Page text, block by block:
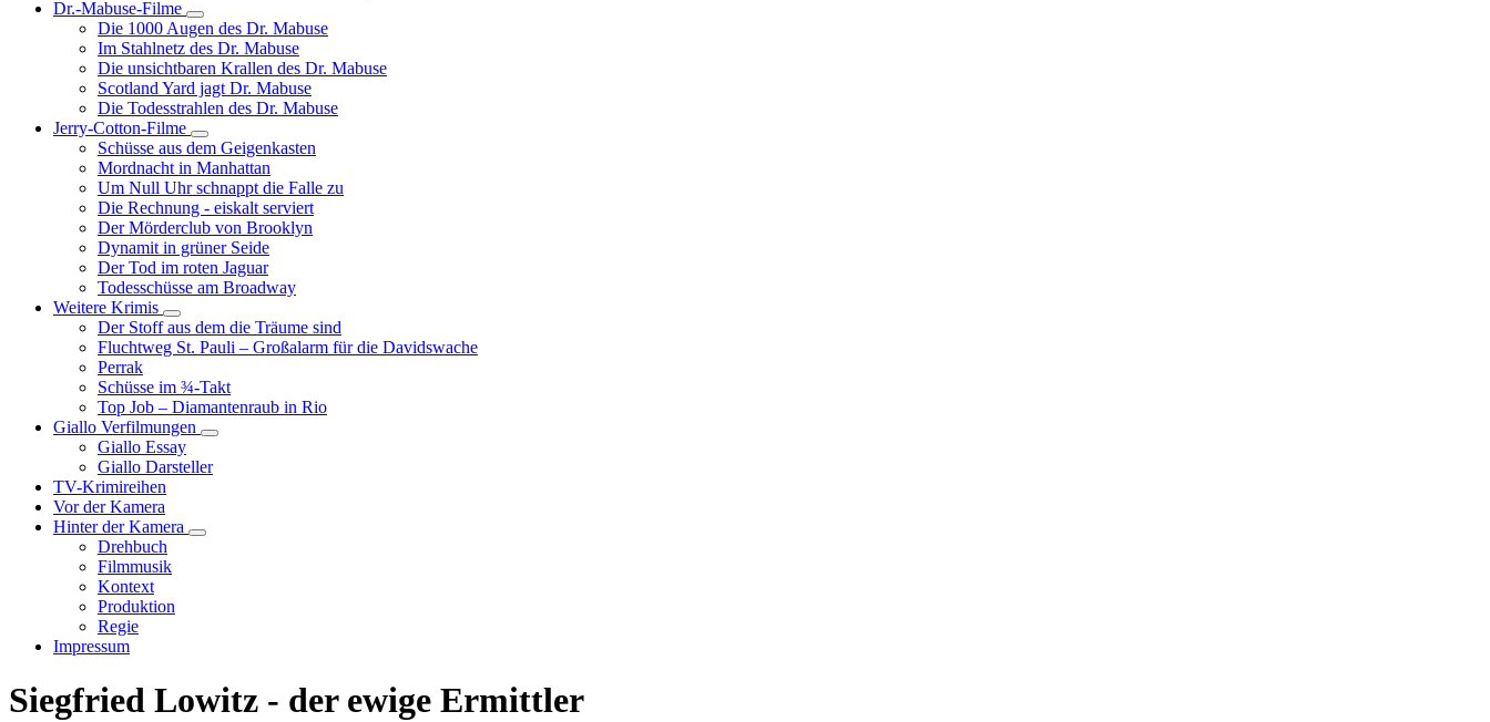
Dr.-Mabuse-Filme
Unternavigation
von
Dr.-
Mabuse-
Filme
Die 1000 Augen des Dr. Mabuse
Im Stahlnetz des Dr. Mabuse
Die unsichtbaren Krallen des Dr. Mabuse
Scotland Yard jagt Dr. Mabuse
Die Todesstrahlen des Dr. Mabuse
Jerry-Cotton-Filme
Unternavigation
von
Jerry-
Cotton-
Filme
Schüsse aus dem Geigenkasten
Mordnacht in Manhattan
Um Null Uhr schnappt die Falle zu
Die Rechnung - eiskalt serviert
Der Mörderclub von Brooklyn
Dynamit in grüner Seide
Der Tod im roten Jaguar
Todesschüsse am Broadway
Weitere Krimis
Unternavigation
von
Weitere
Der Stoff aus dem die Träume sind
Fluchtweg St. Pauli – Großalarm für die Davidswache
Perrak
Schüsse im ¾-Takt
Top Job – Diamantenraub in Rio
Giallo Verfilmungen
Unternavigation
Giallo
Giallo Essay
Giallo Darsteller
TV-Krimireihen
Vor der Kamera
Hinter der Kamera
Unternavigation
Drehbuch
Filmmusik
Kontext
Produktion
Regie
Impressum
Siegfried Lowitz - der ewige Ermittler